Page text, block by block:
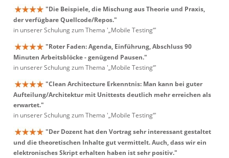
"Die Beispiele, die Mischung aus Theorie und Praxis,
der verfügbare Quellcode/Repos."
in unserer Schulung zum Thema '„Mobile Testing“'
"Roter Faden: Agenda, Einführung, Abschluss 90
Minuten Arbeitsblöcke - genügend Pausen."
in unserer Schulung zum Thema '„Mobile Testing“'
"Clean Architecture Erkenntnis: Man kann bei guter
Aufteilung/Architektur mit Unittests deutlich mehr erreichen als
erwartet."
in unserer Schulung zum Thema '„Mobile Testing“'
"Der Dozent hat den Vortrag sehr interessant gestaltet
und die theoretischen Inhalte gut vermittelt. Auch, dass wir ein
elektronisches Skript erhalten haben ist sehr positiv."